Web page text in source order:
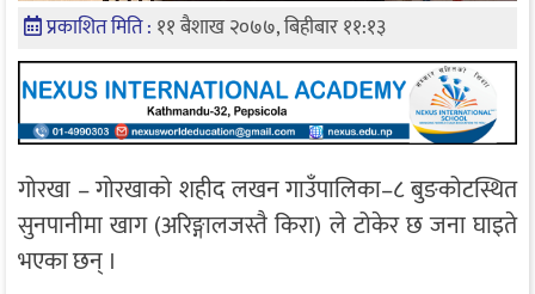
प्रकाशित मिति : ११ बैशाख २०७७, बिहीबार ११:१३
गोरखा – गोरखाको शहीद लखन गाउँपालिका–८ बुङकोटस्थित
सुनपानीमा खाग (अरिङ्गालजस्तै किरा) ले टोकेर छ जना घाइते
भएका छन् ।